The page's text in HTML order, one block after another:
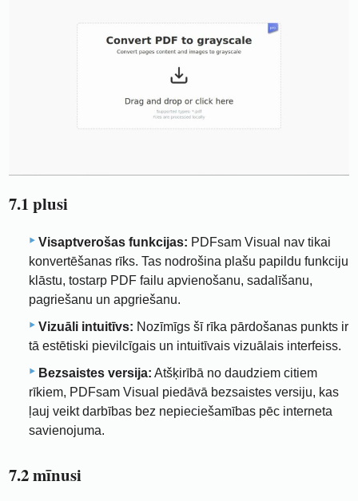
7.1 plusi
Visaptverošas funkcijas: PDFsam Visual nav tikai
konvertēšanas rīks. Tas nodrošina plašu papildu funkciju
klāstu, tostarp PDF failu apvienošanu, sadalīšanu,
pagriešanu un apgriešanu.
Vizuāli intuitīvs: Nozīmīgs šī rīka pārdošanas punkts ir
tā estētiski pievilcīgais un intuitīvais vizuālais interfeiss.
Bezsaistes versija: Atšķirībā no daudziem citiem
rīkiem, PDFsam Visual piedāvā bezsaistes versiju, kas
ļauj veikt darbības bez nepieciešamības pēc interneta
savienojuma.
7.2 mīnusi